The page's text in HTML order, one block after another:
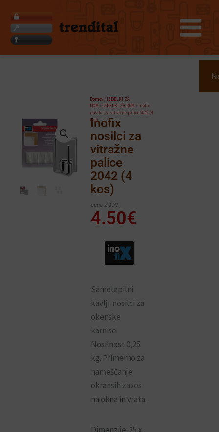
content
Inofix
nosilci za
vitražne
palice
2042 (4
kos)
Domov/ IZDELKI ZA
DOM / IZDELKI ZA DOM / Inofix
nosilci za vitražne palice 2042 (4
kos)
cena z DDV:
4.50€
Samolepilni
kavlji-nosilci za
okenske
karnise.
Nosilnost 0,25
kg. Primerno za
nameščanje
okransih zaves
na okna in vrata.
Dimenzije: 25 x